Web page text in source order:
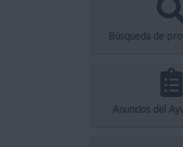
Búsqueda de
Anuncios del